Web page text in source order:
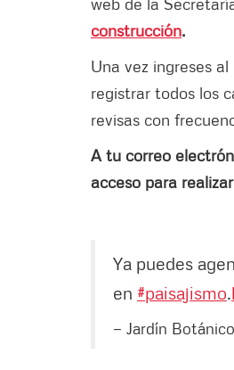
construcción.
Una vez ingreses
registrar todos los
revisas con
A tu correo
acceso para
Ya puedes
en #paisajismo.
— Jardín